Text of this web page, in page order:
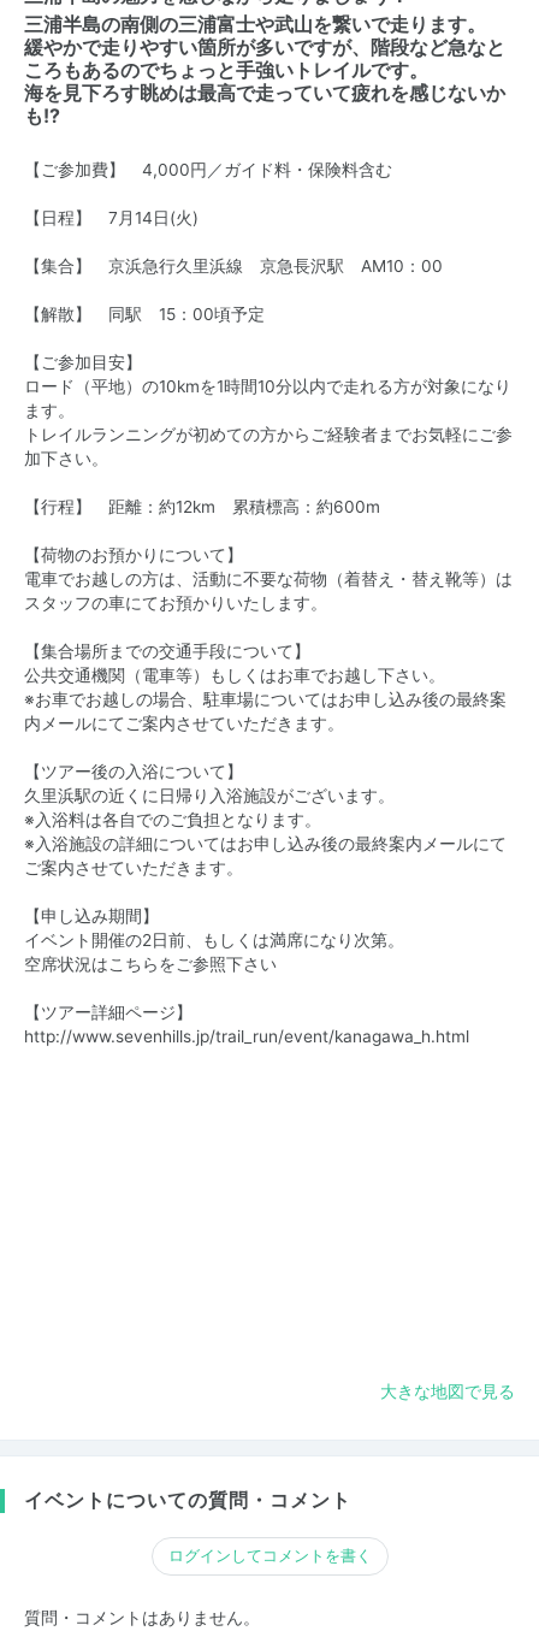
三浦半島の南側の三浦富士や武山を繋いで走ります。
緩やかで走りやすい箇所が多いですが、階段など急なと
ころもあるのでちょっと手強いトレイルです。
海を見下ろす眺めは最高で走っていて疲れを感じないか
も!?
【ご参加費】 4,000円／ガイド料・保険料含む
【日程】 7月14日(火)
【集合】 京浜急行久里浜線 京急長沢駅 AM10：00
【解散】 同駅 15：00頃予定
【ご参加目安】
ロード（平地）の10kmを1時間10分以内で走れる方が対象になり
ます。
トレイルランニングが初めての方からご経験者までお気軽にご参
加下さい。
【行程】 距離：約12km 累積標高：約600m
【荷物のお預かりについて】
電車でお越しの方は、活動に不要な荷物（着替え・替え靴等）は
スタッフの車にてお預かりいたします。
【集合場所までの交通手段について】
公共交通機関（電車等）もしくはお車でお越し下さい。
※お車でお越しの場合、駐車場についてはお申し込み後の最終案
内メールにてご案内させていただきます。
【ツアー後の入浴について】
久里浜駅の近くに日帰り入浴施設がございます。
※入浴料は各自でのご負担となります。
※入浴施設の詳細についてはお申し込み後の最終案内メールにて
ご案内させていただきます。
【申し込み期間】
イベント開催の2日前、もしくは満席になり次第。
空席状況はこちらをご参照下さい
【ツアー詳細ページ】
http://www.sevenhills.jp/trail_run/event/kanagawa_h.html
大きな地図で見る
イベントについての質問・コメント
ログインしてコメントを書く
質問・コメントはありません。